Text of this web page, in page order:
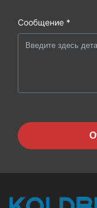
Сообщение *